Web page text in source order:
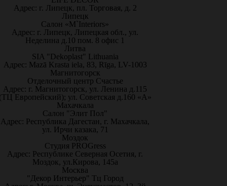
Адрес: г. Липецк, пл. Торговая, д. 2
Липецк
Салон «M`Interiors»
Адрес: г. Липецк, Липецкая обл., ул.
Неделина д.10 пом. 8 офис 1
Литва
SIA "Dekoplast" Lithuania
Адрес: Mazā Krasta iela, 83, Rīga, LV-1003
Магнитогорск
Отделочный центр Счастье
Адрес: г. Магнитогорск, ул. Ленина д.115
Европейский); ул. Советская д.160 «А»
Махачкала
Салон "Элит Пол"
Адрес: Республика Дагестан, г. Махачкала,
ул. Ирчи казака, 71
Моздок
Студия PROGress
Адрес: Республике Северная Осетия, г.
Моздок, ул.Кирова, 145а
Москва
"Декор Интерьер" Тц Город